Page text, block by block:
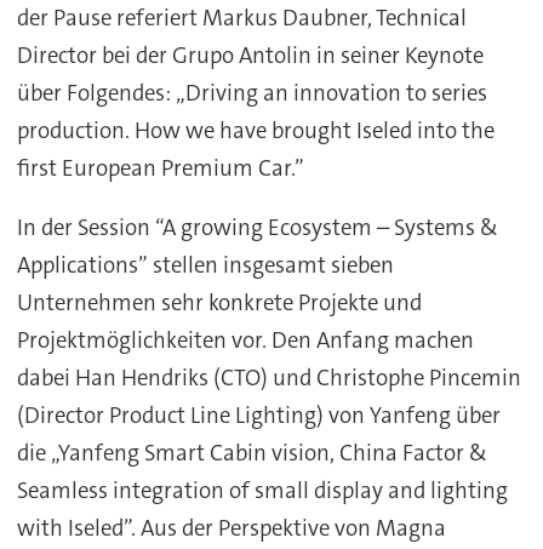
der Pause referiert Markus Daubner, Technical
Director bei der Grupo Antolin in seiner Keynote
über Folgendes: „Driving an innovation to series
production. How we have brought Iseled into the
first European Premium Car.”
In der Session “A growing Ecosystem – Systems &
Applications” stellen insgesamt sieben
Unternehmen sehr konkrete Projekte und
Projektmöglichkeiten vor. Den Anfang machen
dabei Han Hendriks (CTO) und Christophe Pincemin
(Director Product Line Lighting) von Yanfeng über
die „Yanfeng Smart Cabin vision, China Factor &
Seamless integration of small display and lighting
with Iseled”. Aus der Perspektive von Magna